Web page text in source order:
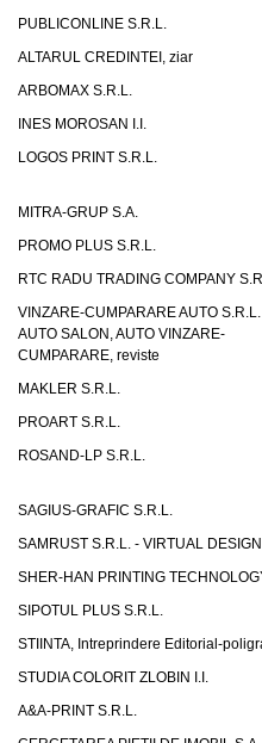
PUBLICONLINE S.R.L.
ALTARUL CREDINTEI, ziar
ARBOMAX S.R.L.
INES MOROSAN I.I.
LOGOS PRINT S.R.L.
MITRA-GRUP S.A.
PROMO PLUS S.R.L.
RTC RADU TRADING COMPANY
VINZARE-CUMPARARE AUTO
AUTO SALON, AUTO VINZARE-
CUMPARARE, reviste
MAKLER S.R.L.
PROART S.R.L.
ROSAND-LP S.R.L.
SAGIUS-GRAFIC S.R.L.
SAMRUST S.R.L. - VIRTUAL DESIGN
SHER-HAN PRINTING
SIPOTUL PLUS S.R.L.
STIINTA, Intreprindere Editorial-
STUDIA COLORIT ZLOBIN I.I.
A&A-PRINT S.R.L.